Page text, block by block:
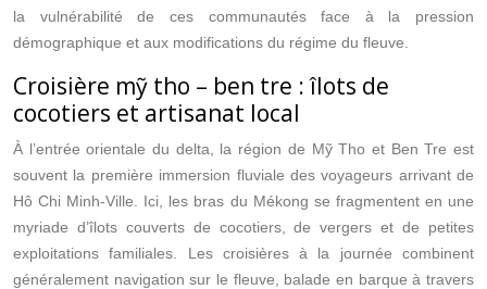
la vulnérabilité de ces communautés face à la pression
démographique et aux modifications du régime du fleuve.
Croisière mỹ tho – ben tre : îlots de
cocotiers et artisanat local
À l’entrée orientale du delta, la région de Mỹ Tho et Ben Tre est
souvent la première immersion fluviale des voyageurs arrivant de
Hô Chi Minh-Ville. Ici, les bras du Mékong se fragmentent en une
myriade d’îlots couverts de cocotiers, de vergers et de petites
exploitations familiales. Les croisières à la journée combinent
généralement navigation sur le fleuve, balade en barque à travers